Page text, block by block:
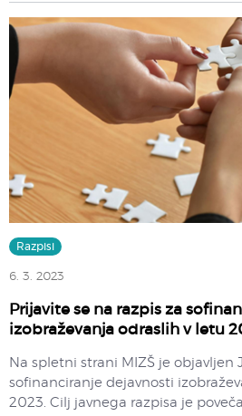
Razpisi
6. 3. 2023
Prijavite se na razpis za
izobraževanja odraslih v letu
Na spletni strani MIZŠ je objavljen
sofinanciranje dejavnosti
2023. Cilj javnega razpisa je